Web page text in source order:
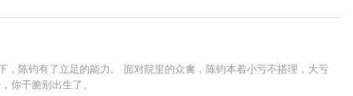
陈钧有了立足的能力。 面对院里的众禽，陈钧本着小亏不搭理，大亏
你干脆别出生了。